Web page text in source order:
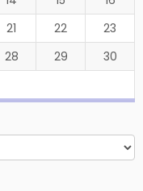
21 22
23
28 29
30